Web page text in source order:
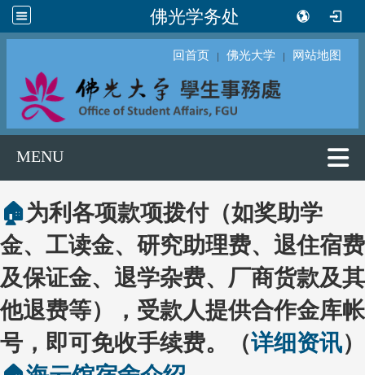
佛光学务处
回首页 ｜ 佛光大学 ｜ 网站地图
MENU
🏠为利各项款项拨付（如奖助学
金、工读金、研究助理费、退住宿费
及保证金、退学杂费、厂商货款及其
他退费等），受款人提供合作金库帐
号，即可免收手续费。（详细资讯）